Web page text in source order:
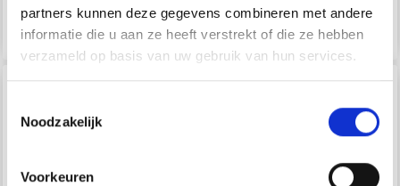
partners kunnen deze gegevens combineren met andere
informatie die u aan ze heeft verstrekt of die ze hebben
verzameld op basis van uw gebruik van hun services.
Noodzakelijk
Voorkeuren
EUR 0.00 EUR 0.00